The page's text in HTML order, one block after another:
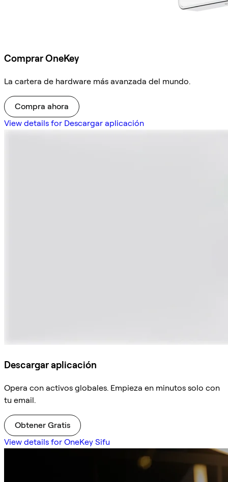
Comprar OneKey
La cartera de hardware más avanzada del mundo.
Compra ahora
View details for Descargar aplicación
Descargar aplicación
Opera con activos globales. Empieza en minutos solo con
tu email.
Obtener Gratis
View details for OneKey Sifu